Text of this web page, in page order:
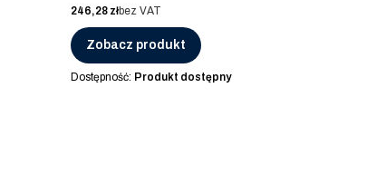
Cena
246,28 złbez VAT
Zobacz produkt
Dostępność: Produkt dostępny